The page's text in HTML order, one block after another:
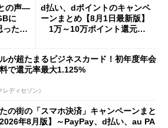
の声―
に
った」
d払い、dポイントのキャンペ
ーンまとめ【8月1日最新版】
1万～10万ポイント還元の
が超たまるビジネスカード！初年度年会
で還元率最大1.125%
レディセゾン）
の街の「スマホ決済」キャンペーンまと
年8月版】～PayPay、d払い、au PA